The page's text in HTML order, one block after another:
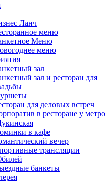
Ланч
меню
Меню
меню
зал
зал и ресторан для
для деловых встреч
в ресторане у метро
в кафе
вечер
трансляции
банкеты